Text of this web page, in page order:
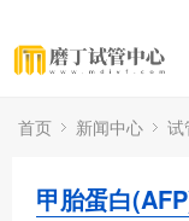
首页 新闻中心 试
甲胎蛋白